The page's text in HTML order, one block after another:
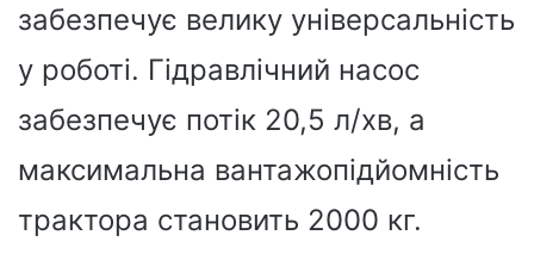
забезпечує велику універсальність
у роботі. Гідравлічний насос
забезпечує потік 20,5 л/хв, а
максимальна вантажопідйомність
трактора становить 2000 кг.